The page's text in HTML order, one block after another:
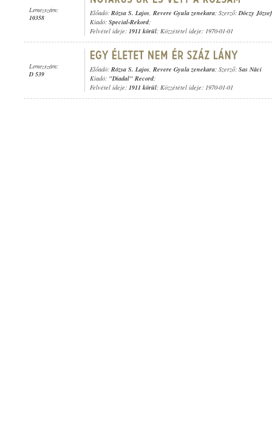
Lemezszám:
10358
Előadó: Rózsa S. Lajos, Revere Gyula zenekara; Szerző:Dóczy József
Kiadó: Special-Rekord;
Felvétel ideje: 1911 körül; Közzététel ideje: 1970-01-01
Lemezszám:
D 539
Előadó: Rózsa S. Lajos, Revere Gyula zenekara; Szerző: Sas Náci
Kiadó: "Diadal" Record;
Felvétel ideje: 1911 körül; Közzététel ideje: 1970-01-01